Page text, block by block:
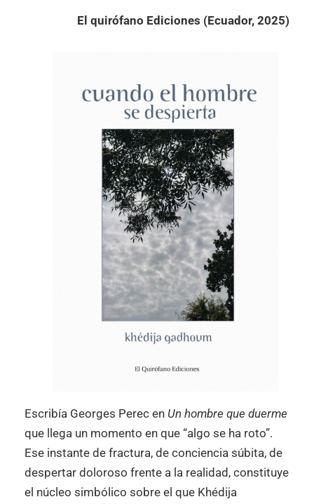
El quirófano Ediciones (Ecuador, 2025)
Escribía Georges Perec en Un hombre que duerme
que llega un momento en que “algo se ha roto”.
Ese instante de fractura, de conciencia súbita, de
despertar doloroso frente a la realidad, constituye
el núcleo simbólico sobre el que Khédija